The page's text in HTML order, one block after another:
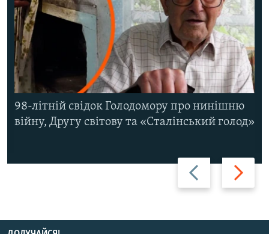
Назад Вперед
98-літній свідок Голодомору про нинішню
війну, Другу світову та «Сталінський голод»